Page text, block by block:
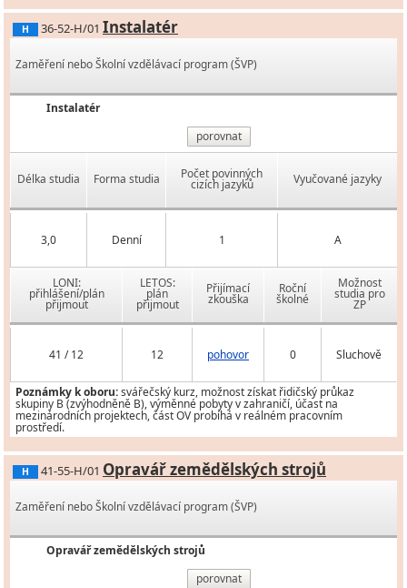
H 36-52-H/01 Instalatér
Zaměření nebo Školní vzdělávací program (ŠVP)
Instalatér
porovnat
Délka studia Forma studia Počet povinných
cizích jazyků Vyučované jazyky
3,0 Denní 1 A
LONI:
přihlášení/plán
přijmout
LETOS:
plán
přijmout
Přijímací
zkouška
Roční
školné
Možnost
studia pro
ZP
41 / 12 12 pohovor 0 Sluchově
Poznámky k oboru:svářečský kurz, možnost získat řidičský průkaz
skupiny B (zvýhodněně B), výměnné pobyty v zahraničí, účast na
mezinárodních projektech, část OV probíhá v reálném pracovním
prostředí.
H 41-55-H/01 Opravář zemědělských strojů
Zaměření nebo Školní vzdělávací program (ŠVP)
Opravář zemědělských strojů
porovnat